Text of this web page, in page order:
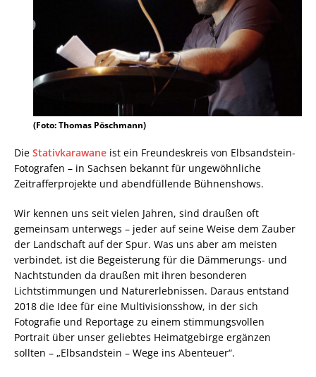
(Foto: Thomas Pöschmann)
Die Stativkarawane ist ein Freundeskreis von Elbsandstein-
Fotografen – in Sachsen bekannt für ungewöhnliche
Zeitrafferprojekte und abendfüllende Bühnenshows.
Wir kennen uns seit vielen Jahren, sind draußen oft
gemeinsam unterwegs – jeder auf seine Weise dem Zauber
der Landschaft auf der Spur. Was uns aber am meisten
verbindet, ist die Begeisterung für die Dämmerungs- und
Nachtstunden da draußen mit ihren besonderen
Lichtstimmungen und Naturerlebnissen. Daraus entstand
2018 die Idee für eine Multivisionsshow, in der sich
Fotografie und Reportage zu einem stimmungsvollen
Portrait über unser geliebtes Heimatgebirge ergänzen
sollten – „Elbsandstein – Wege ins Abenteuer“.